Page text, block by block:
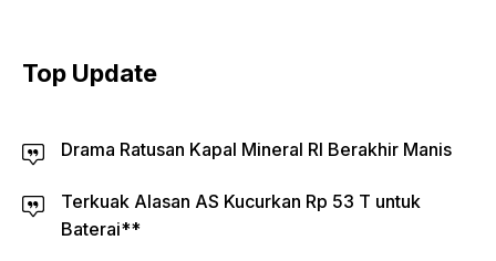
Top Update
Drama Ratusan Kapal Mineral RI Berakhir Manis
Terkuak Alasan AS Kucurkan Rp 53 T untuk
Baterai**